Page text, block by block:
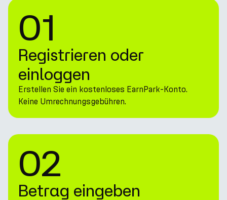
01
Registrieren oder
einloggen
Erstellen Sie ein kostenloses EarnPark-Konto.
Keine Umrechnungsgebühren.
02
Betrag eingeben